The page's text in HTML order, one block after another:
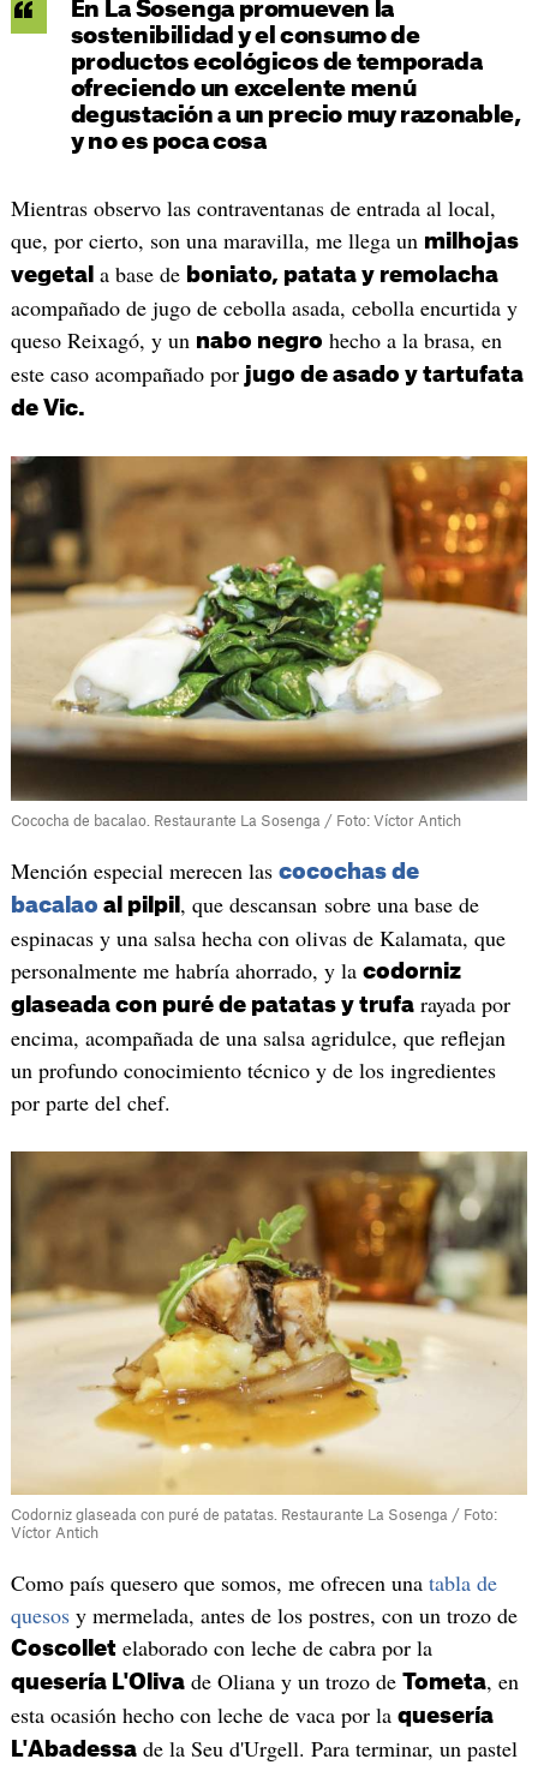
En La Sosenga promueven la
sostenibilidad y el consumo de
productos ecológicos de temporada
ofreciendo un excelente menú
degustación a un precio muy razonable,
y no es poca cosa
Mientras observo las contraventanas de entrada al local,
que, por cierto, son una maravilla, me llega un milhojas
vegetal a base de boniato, patata y remolacha
acompañado de jugo de cebolla asada, cebolla encurtida y
queso Reixagó, y un nabo negro hecho a la brasa, en
este caso acompañado por jugo de asado y tartufata
de Vic.
Cococha de bacalao. Restaurante La Sosenga / Foto: Víctor Antich
Mención especial merecen las cocochas de
bacalao al pilpil , que descansan sobre una base de
espinacas y una salsa hecha con olivas de Kalamata, que
personalmente me habría ahorrado, y la codorniz
glaseada con puré de patatas y trufarayada por
encima, acompañada de una salsa agridulce, que reflejan
un profundo conocimiento técnico y de los ingredientes
por parte del chef.
Codorniz glaseada con puré de patatas. Restaurante La Sosenga / Foto:
Víctor Antich
Como país quesero que somos, me ofrecen una tabla de
quesosy mermelada, antes de los postres, con un trozo de
Coscolletelaborado con leche de cabra por la
quesería L'Olivade Oliana y un trozo de Tometa, en
esta ocasión hecho con leche de vaca por la quesería
L'Abadessade la Seu d'Urgell. Para terminar, un pastel